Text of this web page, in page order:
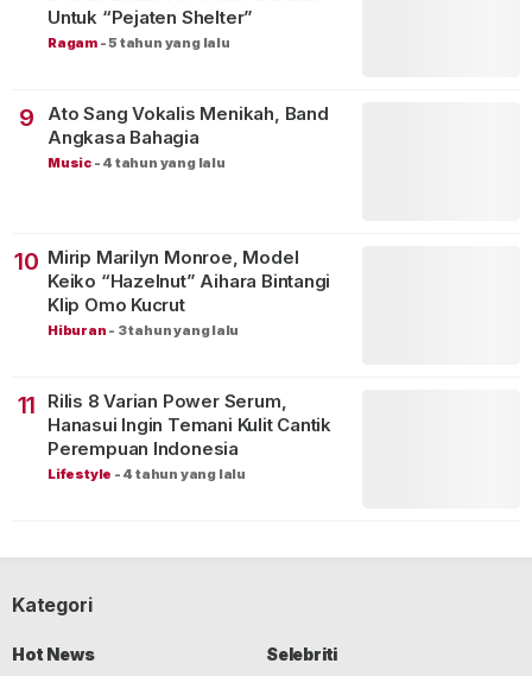
Untuk “Pejaten Shelter”
Ragam -5 tahun yang lalu
9
Ato Sang Vokalis Menikah, Band
Angkasa Bahagia
Music - 4 tahun yang lalu
10 Mirip Marilyn Monroe, Model
Keiko “Hazelnut” Aihara Bintangi
Klip Omo Kucrut
Hiburan - 3 tahun yang lalu
11
Rilis 8 Varian Power Serum,
Hanasui Ingin Temani Kulit Cantik
Perempuan Indonesia
Lifestyle - 4 tahun yang lalu
Kategori
Hot News
Selebriti